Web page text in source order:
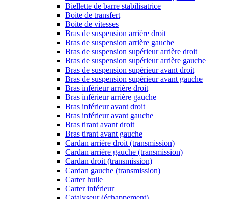
Biellette de barre stabilisatrice
Boite de transfert
Boite de vitesses
Bras de suspension arrière droit
Bras de suspension arrière gauche
Bras de suspension supérieur arrière droit
Bras de suspension supérieur arrière gauche
Bras de suspension supérieur avant droit
Bras de suspension supérieur avant gauche
Bras inférieur arrière droit
Bras inférieur arrière gauche
Bras inférieur avant droit
Bras inférieur avant gauche
Bras tirant avant droit
Bras tirant avant gauche
Cardan arrière droit (transmission)
Cardan arrière gauche (transmission)
Cardan droit (transmission)
Cardan gauche (transmission)
Carter huile
Carter inférieur